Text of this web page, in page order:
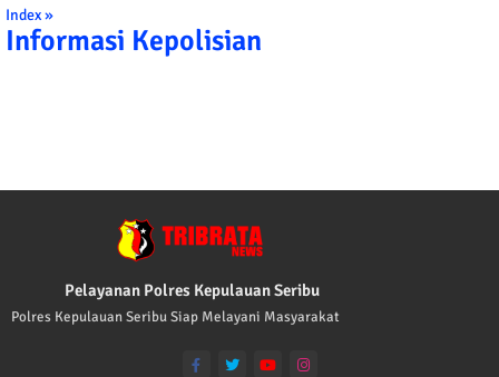
Index »
Informasi Kepolisian
Pelayanan Polres Kepulauan Seribu
Polres Kepulauan Seribu Siap Melayani Masyarakat